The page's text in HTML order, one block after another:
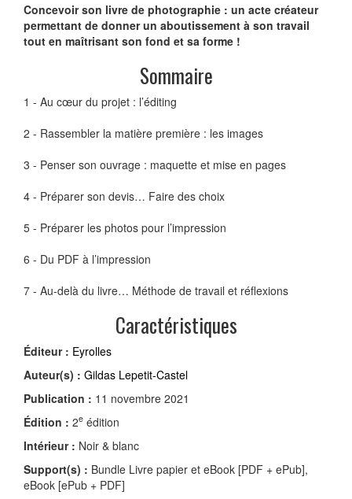
Concevoir son livre de photographie : un acte créateur
permettant de donner un aboutissement à son travail
tout en maîtrisant son fond et sa forme !
Sommaire
1 - Au cœur du projet : l’éditing
2 - Rassembler la matière première : les images
3 - Penser son ouvrage : maquette et mise en pages
4 - Préparer son devis… Faire des choix
5 - Préparer les photos pour l’impression
6 - Du PDF à l’impression
7 - Au-delà du livre… Méthode de travail et réflexions
Caractéristiques
Éditeur : Eyrolles
Auteur(s) : Gildas Lepetit-Castel
Publication : 11 novembre 2021
Édition : 2e édition
Intérieur : Noir & blanc
Support(s) : Bundle Livre papier et eBook [PDF + ePub],
eBook [ePub + PDF]